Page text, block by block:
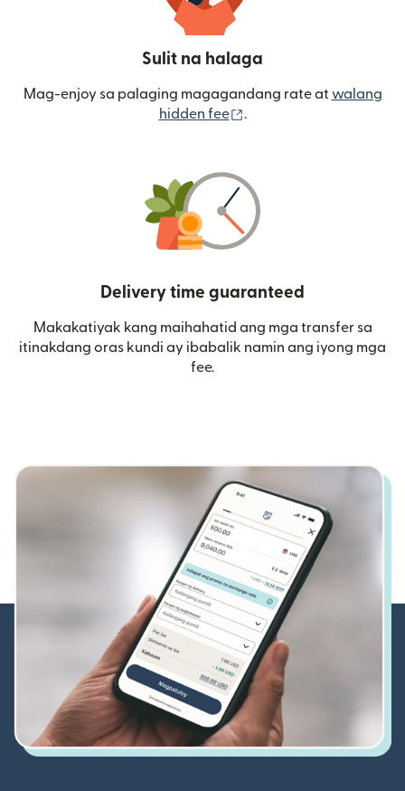
Sulit na halaga
Mag-enjoy sa palaging magagandang rate at walang
hidden fee
.
Delivery time guaranteed
Makakatiyak kang maihahatid ang mga transfer sa
itinakdang oras kundi ay ibabalik namin ang iyong mga
fee.